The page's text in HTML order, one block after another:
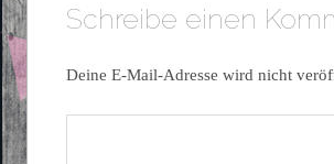
Schreibe einen
Deine E-Mail-Adresse wird nicht